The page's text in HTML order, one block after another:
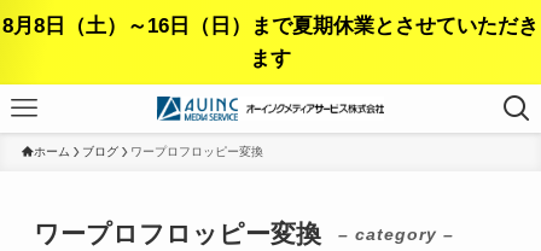
8月8日（土）～16日（日）まで夏期休業とさせていただき
ます
ホーム ブログ ワープロフロッピー変換
ワープロフロッピー変換 – category –